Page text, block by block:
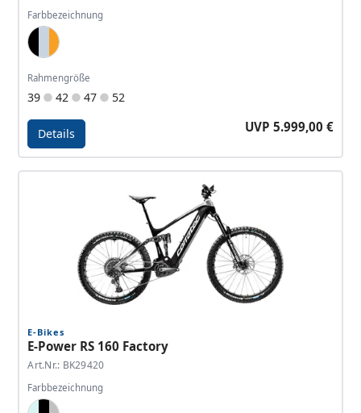
Farbbezeichnung
Pearlized Black, Light Blue, Mango
Rahmengröße
39 42 47 52
Details UVP 5.999,00 €
E-Bikes
E-Power RS 160 Factory
Art.Nr.: BK29420
Farbbezeichnung